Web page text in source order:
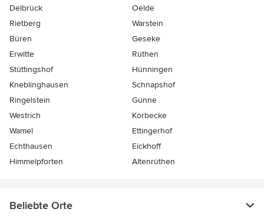
Delbrück
Oelde
Rietberg
Warstein
Büren
Geseke
Erwitte
Rüthen
Stüttingshof
Hünningen
Kneblinghausen
Schnapshof
Ringelstein
Günne
Westrich
Körbecke
Wamel
Ettingerhof
Echthausen
Eickhoff
Himmelpforten
Altenrüthen
Beliebte Orte